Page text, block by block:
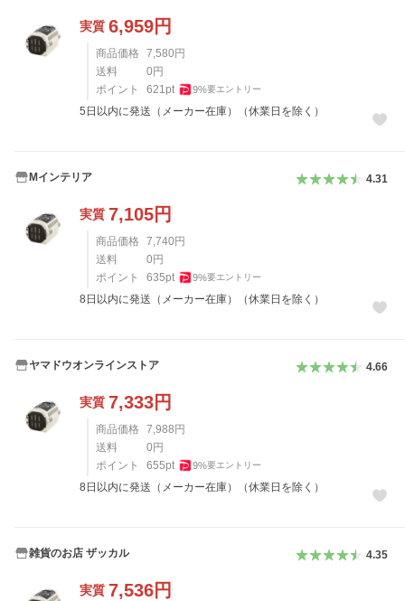
実質 6,959円
商品価格 7,580 円
送料
0 円
ポイント
621pt 9%要エントリー
5日以内に発送（メーカー在庫）（休業日を除く）
Mインテリア 4.31
実質 7,105円
商品価格 7,740 円
送料
0 円
ポイント
635pt 9%要エントリー
8日以内に発送（メーカー在庫）（休業日を除く）
ヤマドウオンラインストア 4.66
実質 7,333円
商品価格 7,988 円
送料
0 円
ポイント
655pt 9%要エントリー
8日以内に発送（メーカー在庫）（休業日を除く）
雑貨のお店 ザッカル 4.35
実質 7,536円